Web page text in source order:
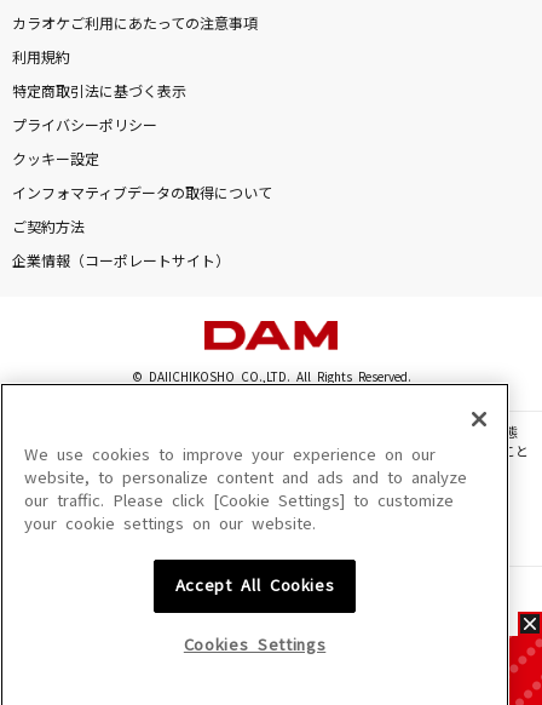
カラオケご利用にあたっての注意事項
利用規約
特定商取引法に基づく表示
プライバシーポリシー
クッキー設定
インフォマティブデータの取得について
ご契約方法
企業情報（コーポレートサイト）
© DAIICHIKOSHO CO.,LTD. All Rights Reserved.
このサイトに掲載されている一切の文章・画像・写真・動画・音声等を、手段や形態
を問わず、著作権法の定める範囲を超えて無断で複製、転載、ファイル化などすること
を禁じます。
楽曲及びコンテンツは、機種によりご利用いただけない場合があります。
楽曲及びコンテンツの配信日、配信内容が変更になる場合があります。
We use cookies to improve your experience on our
website, to personalize content and ads and to analyze
our traffic. Please click [Cookie Settings] to customize
your cookie settings on our website.
Accept All Cookies
Cookies Settings